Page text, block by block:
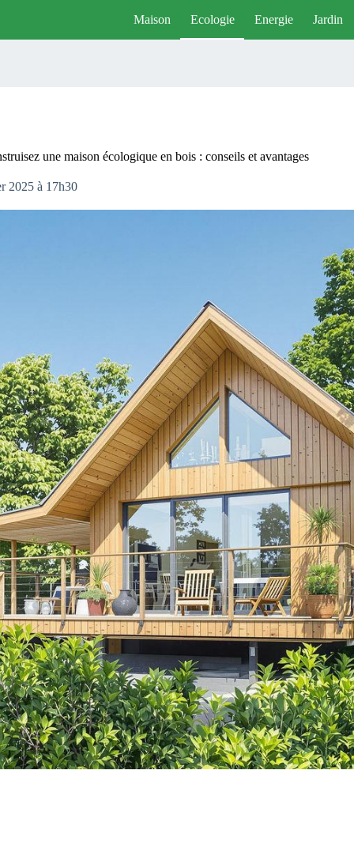
Maison Ecologie Energie Jardin
une maison écologique en bois : conseils et avantages
2025 à 17h30